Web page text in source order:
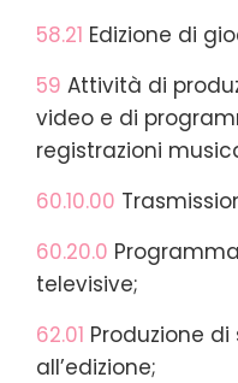
58.21 Edizione di
59 Attività di
video e di
registrazioni
60.10.00
60.20.0
televisive;
62.01 Produzione
all’edizione;